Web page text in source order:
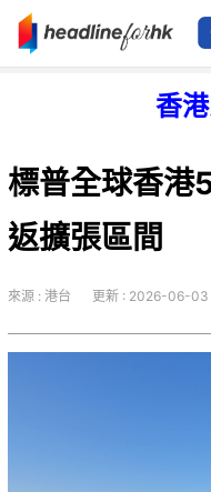
香
標普全球香
返擴張區間
來源 : 港台 更新 : 2026-06-